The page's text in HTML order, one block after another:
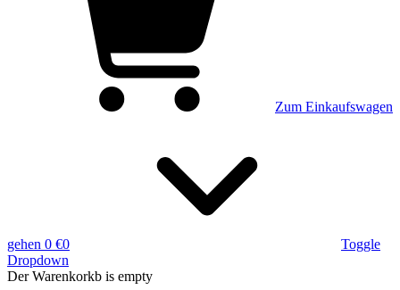
Zum Einkaufswagen
gehen 0 €0
Toggle
Dropdown
Der Warenkorkb is empty